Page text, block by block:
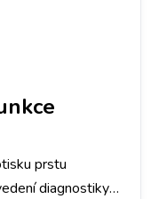
prstu
diagnostiky